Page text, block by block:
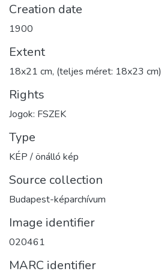
Creation date
1900
Extent
18x21 cm, (teljes méret: 18x23 cm)
Rights
Jogok: FSZEK
Type
KÉP / önálló kép
Source collection
Budapest-képarchívum
Image identifier
020461
MARC identifier